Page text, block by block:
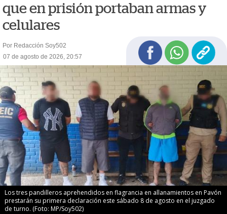
que en prisión portaban armas y
celulares
Por Redacción Soy502
07 de agosto de 2026, 20:57
Los tres pandilleros aprehendidos en flagrancia en allanamientos en Pavón
prestarán su primera declaración este sábado 8 de agosto en el juzgado
de turno. (Foto: MP/Soy502)